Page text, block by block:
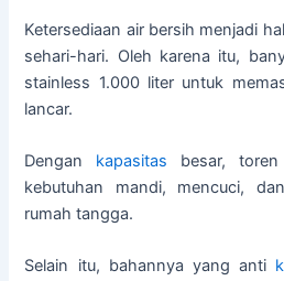
Ketersediaan air bersih menjadi
sehari-hari. Oleh karena itu,
stainless 1.000 liter untuk
lancar.
Dengan kapasitas besar,
kebutuhan mandi, mencuci,
rumah tangga.
Selain itu, bahannya yang anti